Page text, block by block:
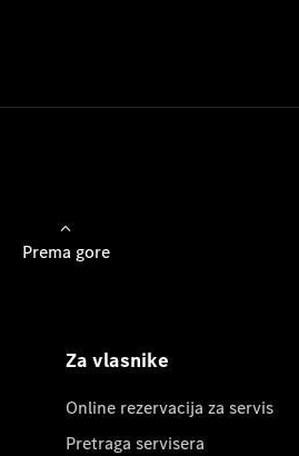
Prema gore
Za vlasnike
Online rezervacija za servis
Pretraga servisera